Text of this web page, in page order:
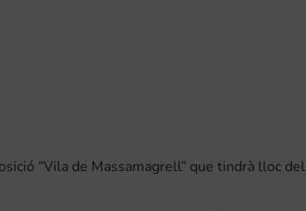
“Vila de Massamagrell” que tindrà lloc del